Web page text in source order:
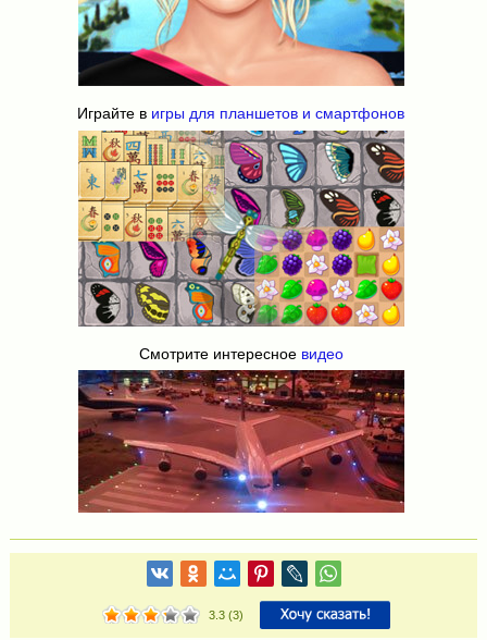
Играйте в игры для планшетов и смартфонов
Смотрите интересное видео
3.3(3)